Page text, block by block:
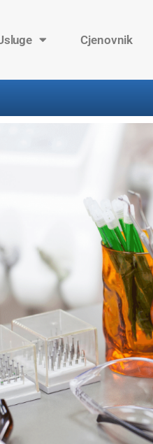
Cjenovnik